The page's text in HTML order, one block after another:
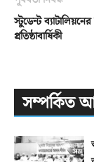
স্টুডেন্ট
প্রতিষ্ঠাবার্ষিকী
সম্পর্কিত